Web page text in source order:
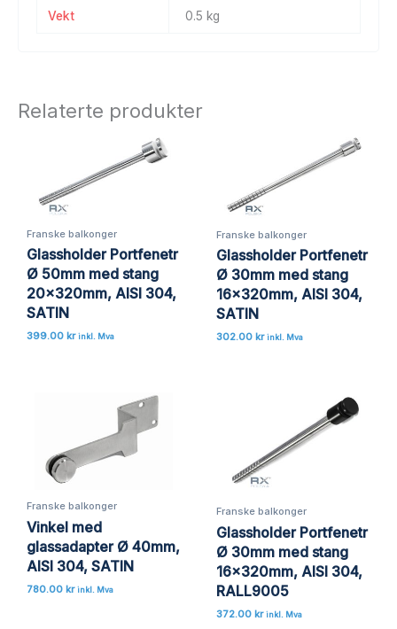
Vekt 0.5 kg
Relaterte produkter
Franske balkonger
Glassholder Portfenetr
Ø 50mm med stang
20x320mm, AISI 304,
SATIN
399.00 kr inkl. Mva
Franske balkonger
Glassholder Portfenetr
Ø 30mm med stang
16x320mm, AISI 304,
SATIN
302.00 kr inkl. Mva
Franske balkonger
Vinkel med
glassadapter Ø 40mm,
AISI 304, SATIN
780.00 kr inkl. Mva
Franske balkonger
Glassholder Portfenetr
Ø 30mm med stang
16x320mm, AISI 304,
RALL9005
372.00 kr inkl. Mva